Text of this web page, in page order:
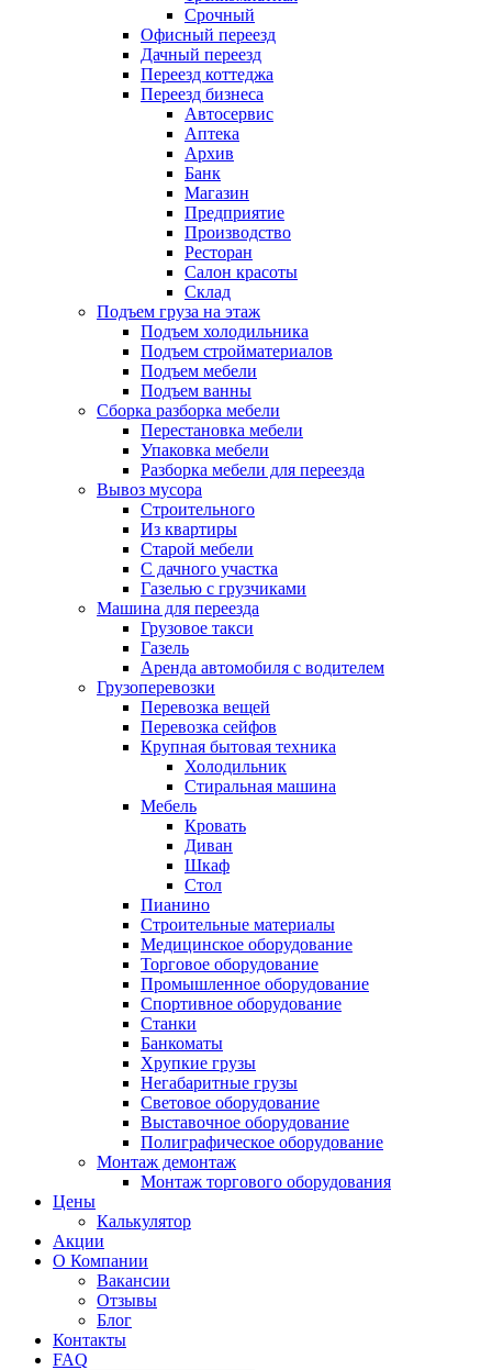
Срочный
Офисный переезд
Дачный переезд
Переезд коттеджа
Переезд бизнеса
Автосервис
Аптека
Архив
Банк
Магазин
Предприятие
Производство
Ресторан
Салон красоты
Склад
Подъем груза на этаж
Подъем холодильника
Подъем стройматериалов
Подъем мебели
Подъем ванны
Сборка разборка мебели
Перестановка мебели
Упаковка мебели
Разборка мебели для переезда
Вывоз мусора
Строительного
Из квартиры
Старой мебели
С дачного участка
Газелью с грузчиками
Машина для переезда
Грузовое такси
Газель
Аренда автомобиля с водителем
Грузоперевозки
Перевозка вещей
Перевозка сейфов
Крупная бытовая техника
Холодильник
Стиральная машина
Мебель
Кровать
Диван
Шкаф
Стол
Пианино
Строительные материалы
Медицинское оборудование
Торговое оборудование
Промышленное оборудование
Спортивное оборудование
Станки
Банкоматы
Хрупкие грузы
Негабаритные грузы
Световое оборудование
Выставочное оборудование
Полиграфическое оборудование
Монтаж демонтаж
Монтаж торгового оборудования
Цены
Калькулятор
Акции
О Компании
Вакансии
Отзывы
Блог
Контакты
FAQ